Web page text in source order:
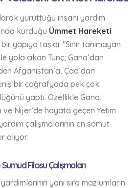
yürüttüğü insani yardım
kurduğu Ümmet Hareketi
yapıya taşıdı. "Sınır tanımayan
yola çıkan Tunç; Gana’dan
Afganistan’a, Çad’dan
bir coğrafyada pek çok
yaptı. Özellikle Gana,
Nijer’de hayata geçen Yetim
çalışmalarının en somut
alıyor.
Filosu Çalışmaları
yanı sıra mazlumların